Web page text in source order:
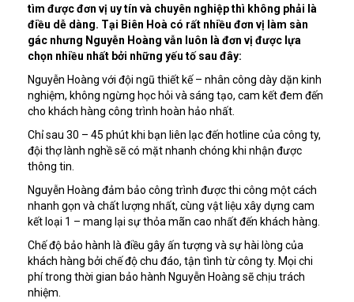
tìm được đơn vị uy tín và chuyên nghiệp thì không phải là
điều dễ dàng. Tại Biên Hoà có rất nhiều đơn vị làm sàn
gác nhưng Nguyễn Hoàng vẫn luôn là đơn vị được lựa
chọn nhiều nhất bởi những yếu tố sau đây:
Nguyễn Hoàng với đội ngũ thiết kế – nhân công dày dặn kinh
nghiệm, không ngừng học hỏi và sáng tạo, cam kết đem đến
cho khách hàng công trình hoàn hảo nhất.
Chỉ sau 30 – 45 phút khi bạn liên lạc đến hotline của công ty,
đội thợ lành nghề sẽ có mặt nhanh chóng khi nhận được
thông tin.
Nguyễn Hoàng đảm bảo công trình được thi công một cách
nhanh gọn và chất lượng nhất, cùng vật liệu xây dựng cam
kết loại 1 – mang lại sự thỏa mãn cao nhất đến khách hàng.
Chế độ bảo hành là điều gây ấn tượng và sự hài lòng của
khách hàng bởi chế độ chu đáo, tận tình từ công ty. Mọi chi
phí trong thời gian bảo hành Nguyễn Hoàng sẽ chịu trách
nhiệm.